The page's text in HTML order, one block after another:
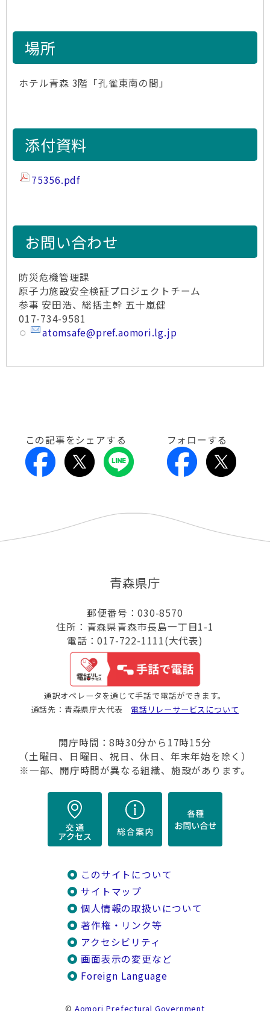
場所
ホテル青森 3階「孔雀東南の間」
添付資料
75356.pdf
お問い合わせ
防災危機管理課
原子力施設安全検証プロジェクトチーム
参事 安田浩、総括主幹 五十嵐健
017-734-9581
atomsafe@pref.aomori.lg.jp
この記事をシェアする フォローする
青森県庁
郵便番号：030-8570
住所：青森県青森市長島一丁目1-1
電話：017-722-1111(大代表)
通訳オペレータを通じて手話で電話ができます。
通話先：青森県庁大代表 電話リレーサービスについて
開庁時間：8時30分から17時15分
（土曜日、日曜日、祝日、休日、年末年始を除く）
※一部、開庁時間が異なる組織、施設があります。
このサイトについて
サイトマップ
個人情報の取扱いについて
著作権・リンク等
アクセシビリティ
画面表示の変更など
Foreign Language
© Aomori Prefectural Government